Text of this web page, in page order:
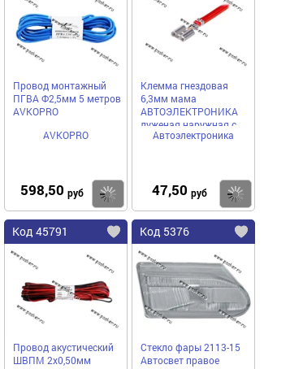
Провод монтажный
ПГВА Ф2,5мм 5 метров
AVKOPRO
AVKOPRO
598,50 руб Купить
Клемма гнездовая
6,3мм мама
АВТОЭЛЕКТРОНИКА
луженая наружная с
проводом 2,50 мм
Автоэлектроника
47,50 руб
Код 45791
Провод акустический
ШВПМ 2х0,50мм
Код 5376
Стекло фары 2113-15
Автосвет правое